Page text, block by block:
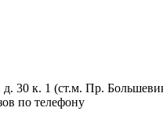
д. 30 к. 1 (ст.м. Пр.
по телефону